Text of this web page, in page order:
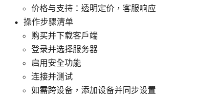
价格与支持：透明定价，客服响应
操作步骤清单
购买并下载客户端
登录并选择服务器
启用安全功能
连接并测试
如需跨设备，添加设备并同步设置